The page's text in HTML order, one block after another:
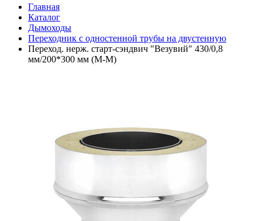
Главная
Каталог
Дымоходы
Переходник с одностенной трубы на двустенную
Переход. нерж. старт-сэндвич "Везувий" 430/0,8
мм/200*300 мм (М-М)